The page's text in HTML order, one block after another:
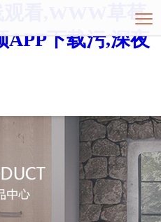
观看,WWW草莓
APP下载污,深夜